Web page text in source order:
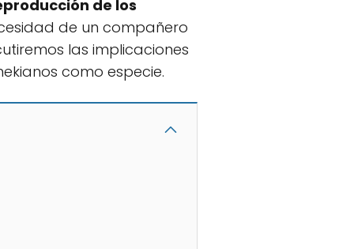
de los
de un compañero
las implicaciones
como especie.